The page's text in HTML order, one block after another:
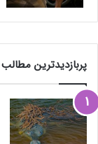
پربازدیدترین مطالب